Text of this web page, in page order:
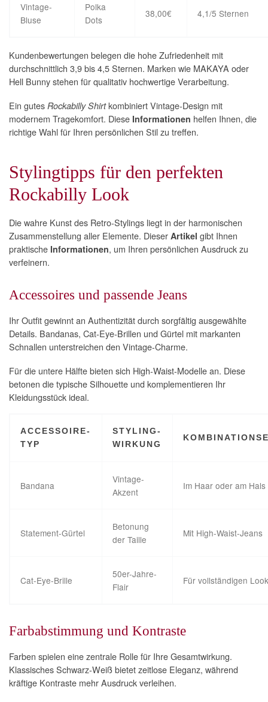
Vintage-
Bluse
Polka
Dots
38,00€ 4,1/5 Sternen
Kundenbewertungen belegen die hohe Zufriedenheit mit
durchschnittlich 3,9 bis 4,5 Sternen. Marken wie MAKAYA oder
Hell Bunny stehen für qualitativ hochwertige Verarbeitung.
Ein gutes Rockabilly Shirtkombiniert Vintage-Design mit
modernem Tragekomfort. Diese Informationen helfen Ihnen, die
richtige Wahl für Ihren persönlichen Stil zu treffen.
Stylingtipps für den perfekten
Rockabilly Look
Die wahre Kunst des Retro-Stylings liegt in der harmonischen
Zusammenstellung aller Elemente. Dieser Artikel gibt Ihnen
praktische Informationen, um Ihren persönlichen Ausdruck zu
verfeinern.
Accessoires und passende Jeans
Ihr Outfit gewinnt an Authentizität durch sorgfältig ausgewählte
Details. Bandanas, Cat-Eye-Brillen und Gürtel mit markanten
Schnallen unterstreichen den Vintage-Charme.
Für die untere Hälfte bieten sich High-Waist-Modelle an. Diese
betonen die typische Silhouette und komplementieren Ihr
Kleidungsstück ideal.
ACCESSOIRE-
TYP
STYLING-
WIRKUNG
Bandana
Vintage-
Akzent
Im Haar oder am Hals
Statement-Gürtel
Betonung
der Taille
Mit High-Waist-Jeans
Cat-Eye-Brille
50er-Jahre-
Flair
Für vollständigen
Farbabstimmung und Kontraste
Farben spielen eine zentrale Rolle für Ihre Gesamtwirkung.
Klassisches Schwarz-Weiß bietet zeitlose Eleganz, während
kräftige Kontraste mehr Ausdruck verleihen.